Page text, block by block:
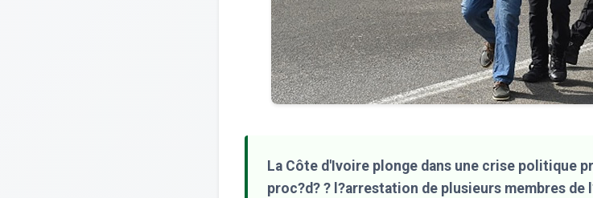
La Côte d'Ivoire plonge dans une crise politique
proc?d? ? l?arrestation de plusieurs membres de